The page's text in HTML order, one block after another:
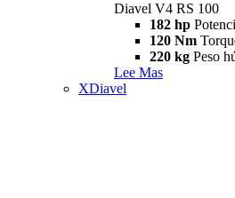
Diavel V4 RS 100
182 hp
120 Nm
220 kg Peso
Lee Mas
XDiavel